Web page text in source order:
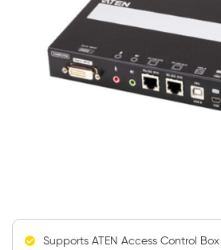
Supports ATEN Access Control